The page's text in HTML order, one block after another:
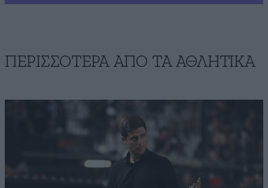
ΠΕΡΙΣΣΟΤΕΡΑ ΑΠΟ ΤA ΑΘΛΗΤΙΚΑ